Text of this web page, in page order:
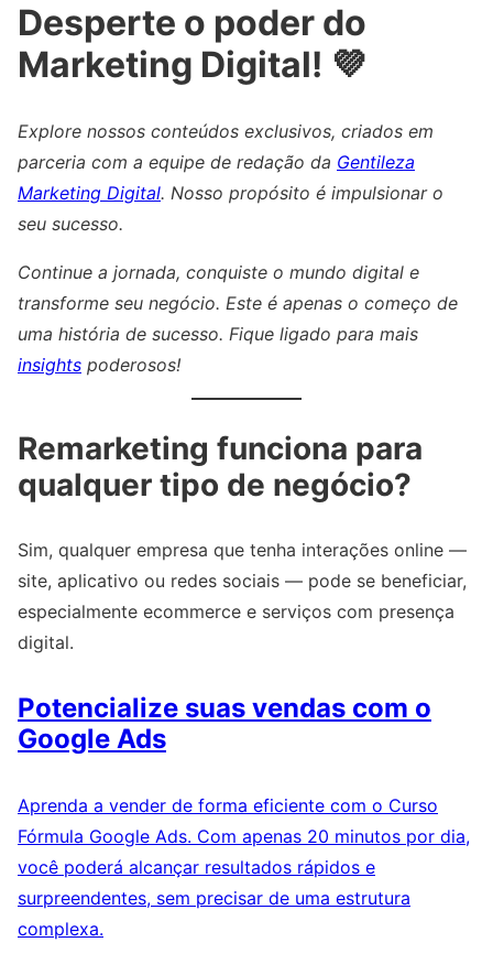
Desperte o poder do
Marketing Digital! 💜
Explore nossos conteúdos exclusivos, criados em
parceria com a equipe de redação da Gentileza
Marketing Digital. Nosso propósito é impulsionar o
seu sucesso.
Continue a jornada, conquiste o mundo digital e
transforme seu negócio. Este é apenas o começo de
uma história de sucesso. Fique ligado para mais
insights poderosos!
Remarketing funciona para
qualquer tipo de negócio?
Sim, qualquer empresa que tenha interações online —
site, aplicativo ou redes sociais — pode se beneficiar,
especialmente ecommerce e serviços com presença
digital.
Potencialize suas vendas com o
Google Ads
Aprenda a vender de forma eficiente com o Curso
Fórmula Google Ads. Com apenas 20 minutos por dia,
você poderá alcançar resultados rápidos e
surpreendentes, sem precisar de uma estrutura
complexa.